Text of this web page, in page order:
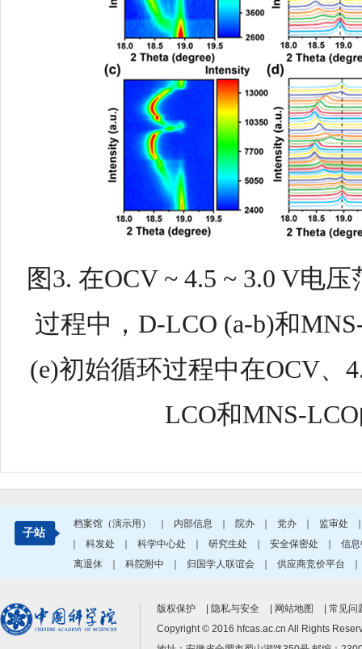
图 3. 在OCV ~ 4.5 ~ 3.0 V电压
过程中， D-LCO (a-b)和
(e)初始循环过程中在OCV、
LCO和MNS-LCO
子站
档案馆（演示用） 内部信息 院办 党办 监审处
科发处 科学中心处 研究生处 安全保密处
信
离退休
科院附中 归国学人联谊会 供应商竞价平台
版权保护 隐私与安全 网站地图
常见问
Copyright © 2016 hfcas.ac.cn All Rights